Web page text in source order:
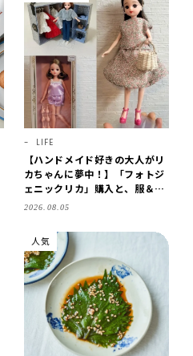
LIFE
【ハンドメイド好きの大人がリ
カちゃんに夢中！】「フォトジ
ェニックリカ」購入と、服＆ク
ローゼットの手づくり実例をご
2026.08.05
人気